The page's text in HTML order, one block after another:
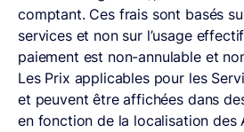
comptant. Ces frais sont basés
services et non sur l’usage
paiement est non-annulable et
Les Prix applicables pour les
et peuvent être affichées dans
en fonction de la localisation des